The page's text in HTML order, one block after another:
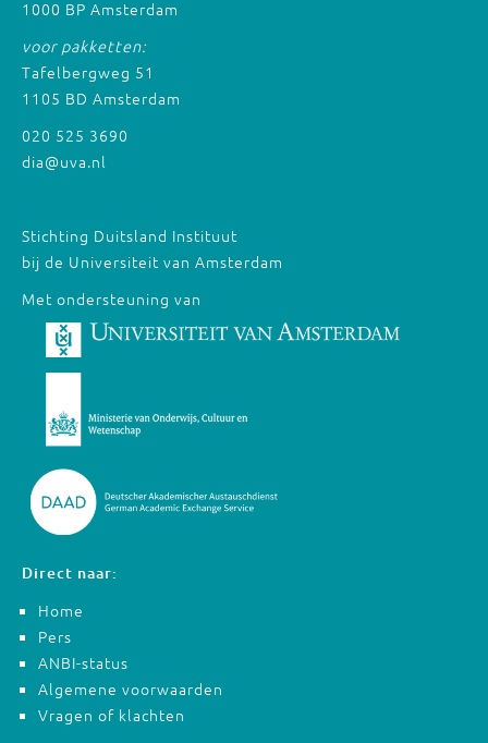
1000 BP Amsterdam
voor pakketten:
Tafelbergweg 51
1105 BD Amsterdam
020 525 3690
dia@uva.nl
Stichting Duitsland Instituut
bij de Universiteit van Amsterdam
Met ondersteuning van
Direct naar:
Home
Pers
ANBI-status
Algemene voorwaarden
Vragen of klachten